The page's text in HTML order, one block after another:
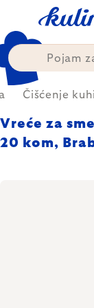
content
Čišćenje
Vreće za
20 kom,